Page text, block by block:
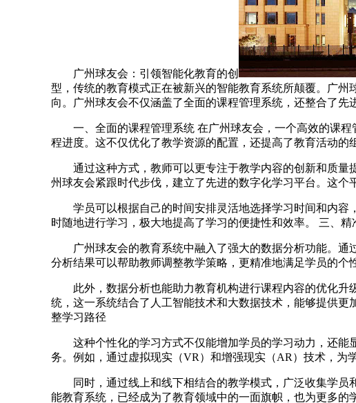
广州球友会：引领智能化教育的创
型，传统的教育模式正在被新兴的智能教育系统所颠覆。广
向。广州球友会不仅涵盖了全面的课程管理系统，还整合了
一、全面的课程管理系统 在广州球友会，一个高效的课
程进度。这不仅优化了教学资源的配置，还提高了教育活动的
通过这种方式，教师可以更专注于教学内容的创新和质
州球友会紧跟时代步伐，建立了先进的数字化学习平台。这
学员可以根据自己的时间安排灵活地选择学习时间和内
时随地进行学习，极大地提高了学习的便捷性和效率。 三、
广州球友会的教育系统中融入了强大的数据分析功能。
分析结果可以帮助教师调整教学策略，更精准地满足学员的个
此外，数据分析也能助力教育机构进行课程内容的优化
统，这一系统结合了人工智能技术和大数据技术，能够提供
整学习路径
这种个性化的学习方式不仅能增加学员的学习动力，还
务。例如，通过虚拟现实（VR）和增强现实（AR）技术，为
同时，通过线上和线下相结合的教学模式，广泛收集学
能教育系统，已经成为了教育领域中的一面旗帜，也为更多